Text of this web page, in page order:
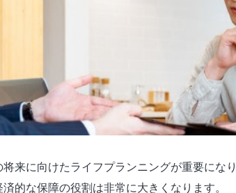
来に向けたライフプランニングが重要に
的な保障の役割は非常に大きくなります。